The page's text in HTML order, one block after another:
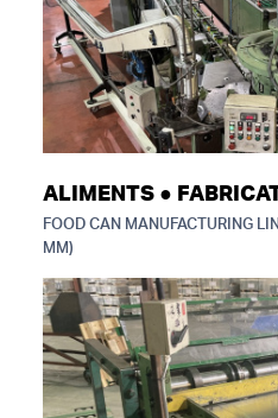
ALIMENTS ●
FOOD CAN MANUFACTURING
MM)